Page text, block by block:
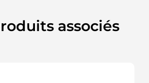
AYS111
ATK
associés